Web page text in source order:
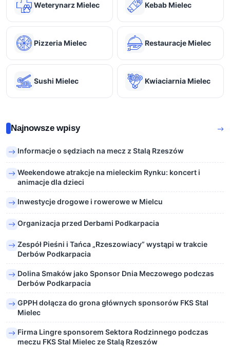
Weterynarz Mielec Kebab Mielec
Pizzeria Mielec Restauracje Mielec
Sushi Mielec Kwiaciarnia Mielec
Najnowsze wpisy
Informacje o sędziach na mecz z Stalą Rzeszów
Weekendowe atrakcje na mieleckim Rynku: koncert i
animacje dla dzieci
Inwestycje drogowe i rowerowe w Mielcu
Organizacja przed Derbami Podkarpacia
Zespół Pieśni i Tańca „Rzeszowiacy” wystąpi w trakcie
Derbów Podkarpacia
Dolina Smaków jako Sponsor Dnia Meczowego podczas
Derbów Podkarpacia
GPPH dołącza do grona głównych sponsorów FKS Stal
Mielec
Firma Lingre sponsorem Sektora Rodzinnego podczas
meczu FKS Stal Mielec ze Stalą Rzeszów